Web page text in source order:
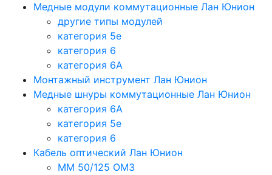
Медные модули коммутационные Лан Юнион
другие типы модулей
категория 5е
категория 6
категория 6A
Монтажный инструмент Лан Юнион
Медные шнуры коммутационные Лан Юнион
категория 6A
категория 5e
категория 6
Кабель оптический Лан Юнион
MM 50/125 OM3